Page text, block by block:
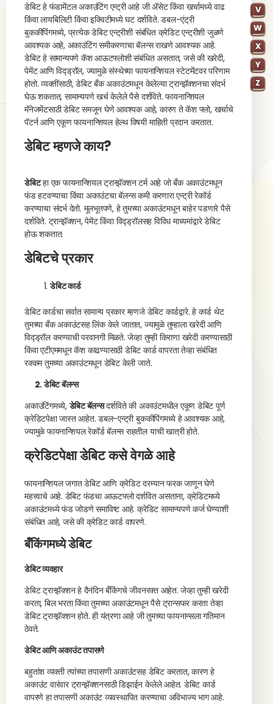
V
W
X
Y
Z
डेबिट हे फंडामेंटल अकाउंटिंग एन्ट्री आहे जी ॲसेट किंवा खर्चामध्ये वाढ
किंवा लायबिलिटी किंवा इक्विटीमध्ये घट दर्शविते. डबल-एंट्री
बुककीपिंगमध्ये, प्रत्येक डेबिट एन्ट्रीशी संबंधित क्रेडिट एन्ट्रीशी जुळणे
आवश्यक आहे, अकाउंटिंग समीकरणाचा बॅलन्स राखणे आवश्यक आहे.
डेबिट हे सामान्यपणे कॅश आऊटफ्लोशी संबंधित असतात, जसे की खरेदी,
पेमेंट आणि विद्ड्रॉल, ज्यामुळे संस्थेच्या फायनान्शियल स्टेटमेंटवर परिणाम
होतो. व्यक्तींसाठी, डेबिट बँक अकाउंटमधून केलेल्या ट्रान्झॅक्शनचा संदर्भ
घेऊ शकतात, सामान्यपणे खर्च केलेले पैसे दर्शविते. फायनान्शियल
मॅनेजमेंटसाठी डेबिट समजून घेणे आवश्यक आहे, कारण ते कॅश फ्लो, खर्चाचे
पॅटर्न आणि एकूण फायनान्शियल हेल्थ विषयी माहिती प्रदान करतात.
डेबिट म्हणजे काय?
डेबिटहा एक फायनान्शियल ट्रान्झॅक्शन टर्म आहे जो बँक अकाउंटमधून
फंड हटवण्याचा किंवा अकाउंटचा बॅलन्स कमी करणारा एन्ट्री रेकॉर्ड
करण्याचा संदर्भ देतो. मूलभूतपणे, हे तुमच्या अकाउंटमधून बाहेर पडणारे पैसे
दर्शविते. ट्रान्झॅक्शन, पेमेंट किंवा विद्ड्रॉलसह विविध माध्यमांद्वारे डेबिट
होऊ शकतात.
डेबिटचे प्रकार
डेबिट कार्ड
डेबिट कार्डचा सर्वात सामान्य प्रकार म्हणजे डेबिट कार्डद्वारे. हे कार्ड थेट
तुमच्या बँक अकाउंटसह लिंक केले जातात, ज्यामुळे तुम्हाला खरेदी आणि
विद्ड्रॉल करण्याची परवानगी मिळते. जेव्हा तुम्ही किराणा खरेदी करण्यासाठी
किंवा एटीएममधून कॅश काढण्यासाठी डेबिट कार्ड वापरता तेव्हा संबंधित
रक्कम तुमच्या अकाउंटमधून डेबिट केली जाते.
2. डेबिट बॅलन्स
अकाउंटिंगमध्ये,डेबिट बॅलन्सदर्शविते की अकाउंटमधील एकूण डेबिट पूर्ण
क्रेडिटपेक्षा जास्त आहेत. डबल-एन्ट्री बुककीपिंगमध्ये हे आवश्यक आहे,
ज्यामुळे फायनान्शियल रेकॉर्ड बॅलन्स राहतील याची खात्री होते.
क्रेडिटपेक्षा डेबिट कसे वेगळे आहे
फायनान्शियल जगात डेबिट आणि क्रेडिट दरम्यान फरक जाणून घेणे
महत्त्वाचे आहे. डेबिट फंडचा आऊटफ्लो दर्शवित असताना, क्रेडिटमध्ये
अकाउंटमध्ये फंड जोडणे समाविष्ट आहे. क्रेडिट सामान्यपणे कर्ज घेण्याशी
संबंधित आहे, जसे की क्रेडिट कार्ड वापरणे.
बँकिंगमध्ये डेबिट
डेबिट व्यवहार
डेबिट ट्रान्झॅक्शन हे दैनंदिन बँकिंगचे जीवनरक्त आहेत. जेव्हा तुम्ही खरेदी
करता, बिल भरता किंवा तुमच्या अकाउंटमधून पैसे ट्रान्सफर करता तेव्हा
डेबिट ट्रान्झॅक्शन होते. ही यंत्रणा आहे जी तुमच्या फायनान्सला गतिमान
ठेवते.
डेबिट आणि अकाउंट तपासणे
बहुतांश व्यक्ती त्यांच्या तपासणी अकाउंटसह डेबिट करतात, कारण हे
अकाउंट वारंवार ट्रान्झॅक्शनसाठी डिझाईन केलेले आहेत. डेबिट कार्ड
वापरणे हा तपासणी अकाउंट व्यवस्थापित करण्याचा अविभाज्य भाग आहे.